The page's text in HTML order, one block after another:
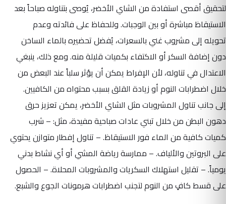
لتحقيق أقصى استفادة من الشاي الأخضر، يُوصى بتناوله صباحاً بعد
الاستيقاظ مباشرة أو بين الوجبات. وللحفاظ على فائدته وعدم
تحويله إلى مشروب غني بالسعرات، يُفضل تحضيره بالماء الساخن
دون إضافة السكر أو الاكتفاء بكميات قليلة منه. ومع ذلك، ينبغي
الاعتدال في تناوله، لأن الإفراط يمكن أن يؤثر سلباً عند البعض من
خلال اضطرابات النوم أو زيادة القلق بسبب محتواه من الكافيين.
إلى جانب تناول المشروبات مثل الشاي الأخضر، يمكن تعزيز حرق
دهون البطن من خلال تبني عادات صباحية مفيدة، مثل: – شرب
كميات كافية من الماء فور الاستيقاظ. – تناول إفطار متوازن يحتوي
على البروتين والألياف. – ممارسة رياضة المشي أو أي نشاط بدني
يومياً. – تقليل استهلاك السكريات والمشروبات المحلاة. – الحصول
على قسط كافٍ من النوم لتجنب اضطرابات هرمونات الجوع والشبع.